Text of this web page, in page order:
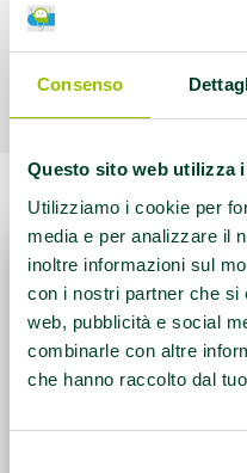
Consenso
Questo sito web utilizza
Utilizziamo i cookie per
media e per analizzare il
inoltre informazioni sul
con i nostri partner che si
web, pubblicità e social
combinarle con altre
che hanno raccolto dal